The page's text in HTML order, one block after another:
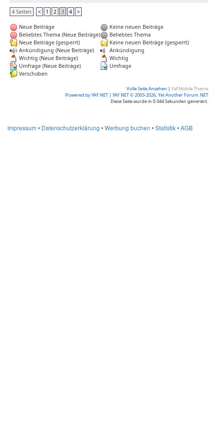
4 Seiten < 1 2 3 4 >
Neue Beiträge
Keine neuen Beiträge
Beliebtes Thema (Neue Beiträge)
Beliebtes Thema
Neue Beiträge (gesperrt)
Keine neuen Beiträge (gesperrt)
Ankündigung (Neue Beiträge)
Ankündigung
Wichtig (Neue Beiträge)
Wichtig
Umfrage (Neue Beiträge)
Umfrage
Verschoben
Volle Seite Ansehen | Yaf Mobile Theme
Powered by YAF.NET | YAF.NET © 2003-2026, Yet Another Forum.NET
Diese Seite wurde in 0.044 Sekunden generiert.
Impressum • Datenschutzerklärung •Werbung buchen •Statistik•AGB